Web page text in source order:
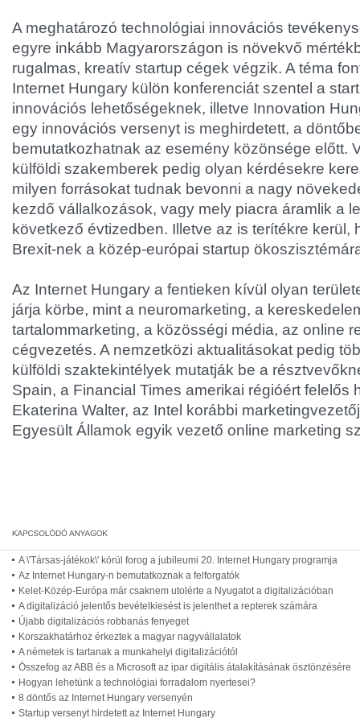
A meghatározó technológiai innovációs
egyre inkább Magyarországon is növekvő
rugalmas, kreatív startup cégek végzik. A téma
Internet Hungary külön konferenciát szentel a
innovációs lehetőségeknek, illetve Innovation
egy innovációs versenyt is meghirdetett, a
bemutatkozhatnak az esemény közönsége előtt.
külföldi szakemberek pedig olyan kérdésekre
milyen forrásokat tudnak bevonni a nagy
kezdő vállalkozások, vagy mely piacra áramlik a
következő évtizedben. Illetve az is terítékre kerül,
Brexit-nek a közép-európai startup
Az Internet Hungary a fentieken kívül olyan
járja körbe, mint a neuromarketing, a
tartalommarketing, a közösségi média, az online
cégvezetés. A nemzetközi aktualitásokat pedig
külföldi szaktekintélyek mutatják be a
Spain, a Financial Times amerikai régióért felelős
Ekaterina Walter, az Intel korábbi
Egyesült Államok egyik vezető online marketing
A \'Társas-játékok\' körül forog a jubileumi 20. Internet Hungary programja
Az Internet Hungary-n bemutatkoznak a felforgatók
Kelet-Közép-Európa már csaknem utolérte a Nyugatot a digitalizációban
A digitalizáció jelentős bevételkiesést is jelenthet a repterek számára
Újabb digitalizációs robbanás fenyeget
Korszakhatárhoz érkeztek a magyar nagyvállalatok
A németek is tartanak a munkahelyi digitalizációtól
Összefog az ABB és a Microsoft az ipar digitális átalakításának ösztönzésére
Hogyan lehetünk a technológiai forradalom nyertesei?
8 döntős az Internet Hungary versenyén
Startup versenyt hirdetett az Internet Hungary